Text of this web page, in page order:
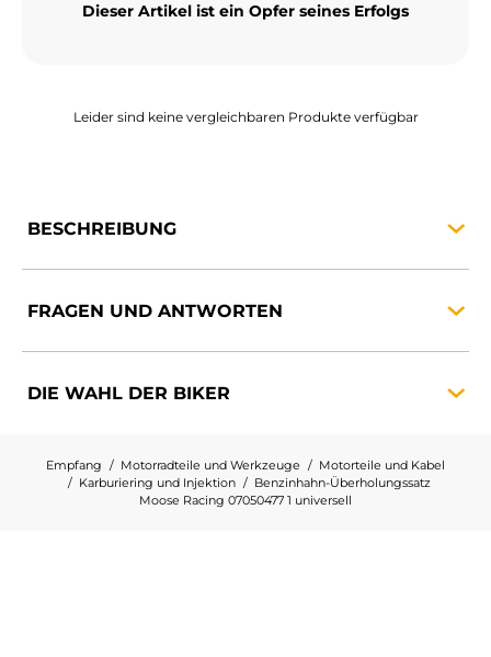
MOTORRADGEPÄCK
SPEZIELLE ANGEBOTE UND SONDERAKTIONEN
DE | EUR €
MARKEN
KONTAKTIEREN SIE UNS
Dieser Artikel ist ein Opfer seines Erfolgs
Leider sind keine vergleichbaren Produkte verfügbar
BESCHREIBUNG
FRAGEN UND ANTWORTEN
DIE WAHL DER BIKER
Empfang Motorradteile und Werkzeuge
Motorteile und Kabel
Karburiering und Injektion
Benzinhahn-Überholungssatz
Moose Racing 07050477 1 universell